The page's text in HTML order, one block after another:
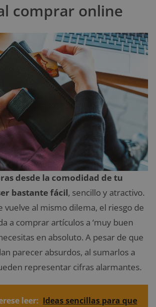
comprar online
desde la comodidad de tu
bastante fácil, sencillo y atractivo.
vuelve al mismo dilema, el riesgo de
a comprar artículos a ‘muy buen
en absoluto. A pesar de que
parecer absurdos, al sumarlos a
representar cifras alarmantes.
leer: Ideas sencillas para que